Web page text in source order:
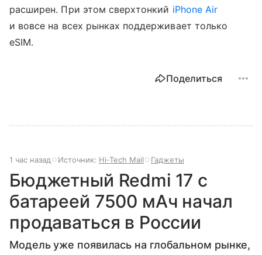
расширен. При этом сверхтонкий iPhone Air
и вовсе на всех рынках поддерживает только
eSIM.
Поделиться
1 час назад Источник: Hi-Tech Mail Гаджеты
Бюджетный Redmi 17 с
батареей 7500 мАч начал
продаваться в России
Модель уже появилась на глобальном рынке,